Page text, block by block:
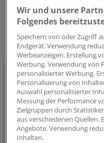
Schlagworte:
International
Ihr Newsletter zum
Politik &
Mit diesem Newsletter
Geschehen in der
Hintergründen und einem
Wir und unsere
Folgendes
Speichern von oder Zugriff
Endgerät. Verwendung
Werbeanzeigen. Erstellung
Werbung. Verwendung von
personalisierter Werbung.
Personalisierung von
Auswahl personalisierter
Messung der Performance
Zielgruppen durch
aus verschiedenen Quellen.
Angebote. Verwendung
Inhalten.